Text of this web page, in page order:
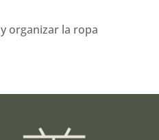
organizar la ropa